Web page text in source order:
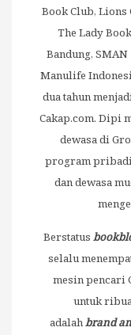
Book Club, Lions
The Lady
Bandung, SMAN
Manulife
dua tahun
Cakap.com. Dipi
dewasa di
program
dan dewasa
Berstatus
selalu
mesin pencari
untuk
adalahbrand